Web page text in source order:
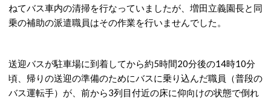
ねてバス車内の清掃を行なっていましたが、増田立義園長と同
乗の補助の派遣職員はその作業を行いませんでした。
送迎バスが駐車場に到着してから約5時間20分後の14時10分
頃、帰りの送迎の準備のためにバスに乗り込んだ職員（普段の
バス運転手）が、前から3列目付近の床に仰向けの状態で倒れ